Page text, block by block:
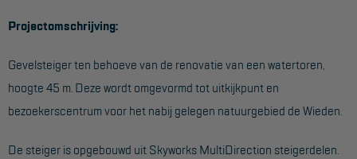
Schraag
VALBEVEILIGING
Veiligheid sets
Projectomschrijving:
Gevelsteiger ten behoeve van de renovatie van een watertoren,
hoogte 45 m. Deze wordt omgevormd tot uitkijkpunt en
bezoekerscentrum voor het nabij gelegen natuurgebied de Wieden.
De steiger is opgebouwd uit Skyworks MultiDirection steigerdelen.